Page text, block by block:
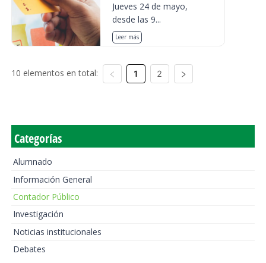
Jueves 24 de mayo,
desde las 9...
Leer más
10 elementos en total: 1 2
Categorías
Alumnado
Información General
Contador Público
Investigación
Noticias institucionales
Debates